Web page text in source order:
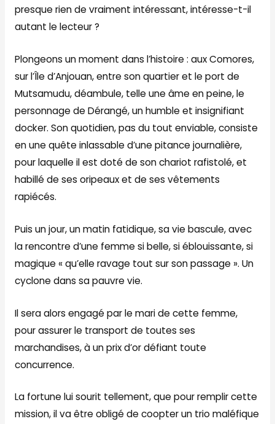
presque rien de vraiment intéressant, intéresse-t-il
autant le lecteur ?
Plongeons un moment dans l’histoire : aux Comores,
sur l’Île d’Anjouan, entre son quartier et le port de
Mutsamudu, déambule, telle une âme en peine, le
personnage de Dérangé, un humble et insignifiant
docker. Son quotidien, pas du tout enviable, consiste
en une quête inlassable d’une pitance journalière,
pour laquelle il est doté de son chariot rafistolé, et
habillé de ses oripeaux et de ses vêtements
rapiécés.
Puis un jour, un matin fatidique, sa vie bascule, avec
la rencontre d’une femme si belle, si éblouissante, si
magique « qu’elle ravage tout sur son passage ». Un
cyclone dans sa pauvre vie.
Il sera alors engagé par le mari de cette femme,
pour assurer le transport de toutes ses
marchandises, à un prix d’or défiant toute
concurrence.
La fortune lui sourit tellement, que pour remplir cette
mission, il va être obligé de coopter un trio maléfique